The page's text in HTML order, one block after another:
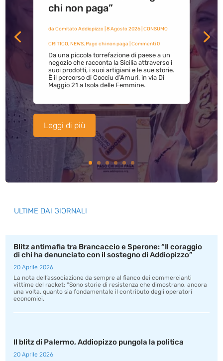
chi non paga”
da Comitato Addiopizzo| 8 Agosto 2026| CONSUMO
CRITICO,NEWS,Pago chi non paga | Commenti 0
Da una piccola torrefazione di paese a un
negozio che racconta la Sicilia attraverso i
suoi prodotti, i suoi artigiani e le sue storie.
È il percorso di Cocciu d’Amuri, in via Di
Maggio 21 a Isola delle Femmine.
Leggi di più
ULTIME DAI GIORNALI
Blitz antimafia tra Brancaccio e Sperone: “Il coraggio
di chi ha denunciato con il sostegno di Addiopizzo”
20 Aprile 2026
La nota dell’associazione da sempre al fianco dei commercianti
vittime del racket: “Sono storie di resistenza che dimostrano, ancora
una volta, quanto sia fondamentale il contributo degli operatori
economici.
Il blitz di Palermo, Addiopizzo pungola la politica
20 Aprile 2026